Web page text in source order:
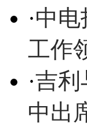
·中
工作
·吉利
中出